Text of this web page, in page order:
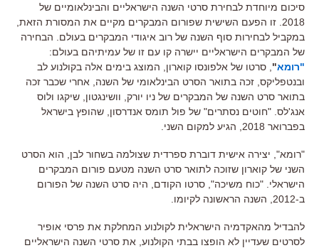
סיכום מיוחדת לבחירת סרטי השנה הישראליים והבינלאומיים של
2018. זו הפעם השישית שפורום המבקרים מקיים את המסורת הזאת
במקביל לבחירות סוף השנה של רוב איגודי המבקרים בעולם
הבחירה
של המבקרים הישראליים יישרה קו עם זו של עמיתיהם בעולם:
"רומא" סרטו של אלפונסו קוארון
המוצג בימים אלה בקולנוע לב
ובנטפליקס זכה בתואר הסרט הבינלאומי של השנה
אחרי שכבר זכה
בתואר סרט השנה של המבקרים של ניו יורק וושינגטון שיקגו ולוס
אנג'לס . "חוטים נסתרים" של פול תומס אנדרסון שהופץ בישראל
בפברואר 2018, הגיע למקום השני
"רומא", יצירה אישית דוברת ספרדית שצולמה בשחור לבן
הוא הסרט
השני של קוארון שזוכה לתואר סרט השנה מטעם פורום המבקרים
הישראלי . "כוח משיכה", סרטו הקודם
היה סרט השנה של הפורום
ב-2012, השנה הראשונה לקיומו
להבדיל מהאקדמיה הישראלית לקולנוע המחלקת את פרסי אופיר
לסרטים שעדיין לא הופצו בבתי הקולנוע את סרטי השנה הישראליים